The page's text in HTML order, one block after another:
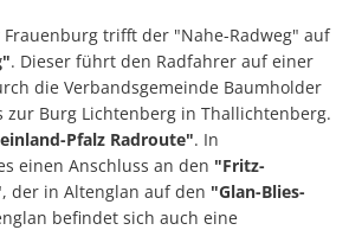
trifft der "Nahe-Radweg" auf
. Dieser führt den Radfahrer auf einer
die Verbandsgemeinde Baumholder
zur Burg Lichtenberg in Thallichtenberg.
Pfalz Radroute". In
einen Anschluss an den "Fritz-
, der in Altenglan auf den "Glan-Blies-
befindet sich auch eine